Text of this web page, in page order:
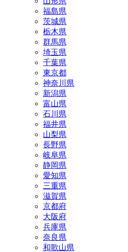
福島県
茨城県
栃木県
群馬県
埼玉県
千葉県
東京都
神奈川県
新潟県
富山県
石川県
福井県
山梨県
長野県
岐阜県
静岡県
愛知県
三重県
滋賀県
京都府
大阪府
兵庫県
奈良県
和歌山県